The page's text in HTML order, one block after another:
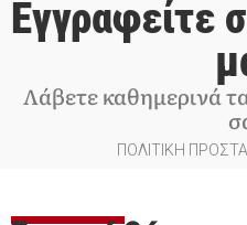
Εγγραφείτε
Λάβετε καθημερινά
ΠΟΛΙΤΙΚΗ